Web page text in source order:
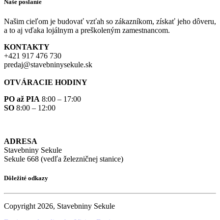
Naše poslanie
Našim cieľom je budovať vzťah so zákazníkom, získať jeho dôveru,
a to aj vďaka lojálnym a preškoleným zamestnancom.
KONTAKTY
+421 917 476 730
predaj@stavebninysekule.sk
OTVÁRACIE HODINY
PO až PIA 8:00 – 17:00
SO 8:00 – 12:00
ADRESA
Stavebniny Sekule
Sekule 668 (vedľa železničnej stanice)
Dôležité odkazy
Copyright 2026, Stavebniny Sekule